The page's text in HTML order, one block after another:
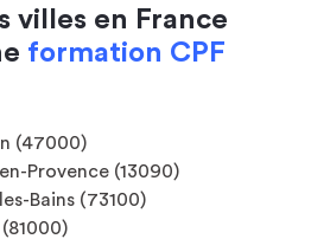
villes en France
formation CPF
(47000)
Provence (13090)
Bains (73100)
(81000)